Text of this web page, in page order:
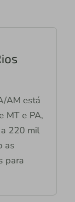
AM está
MT e PA,
220 mil
as
para